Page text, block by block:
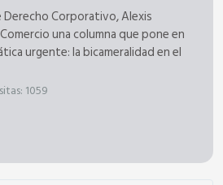
Corporativo, Alexis
una columna que pone en
urgente: la bicameralidad en el
1059